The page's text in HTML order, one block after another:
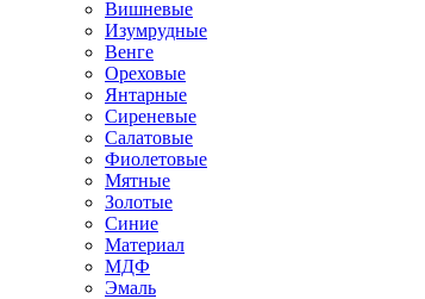
Вишневые
Изумрудные
Венге
Ореховые
Янтарные
Сиреневые
Салатовые
Фиолетовые
Мятные
Золотые
Синие
Материал
МДФ
Эмаль